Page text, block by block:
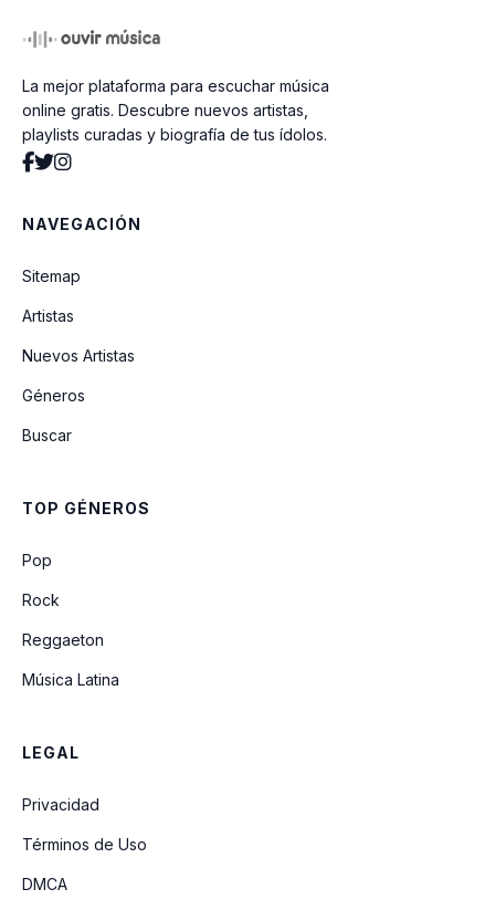
La mejor plataforma para escuchar música
online gratis. Descubre nuevos artistas,
playlists curadas y biografía de tus ídolos.
NAVEGACIÓN
Sitemap
Artistas
Nuevos Artistas
Géneros
Buscar
TOP GÉNEROS
Pop
Rock
Reggaeton
Música Latina
LEGAL
Privacidad
Términos de Uso
DMCA